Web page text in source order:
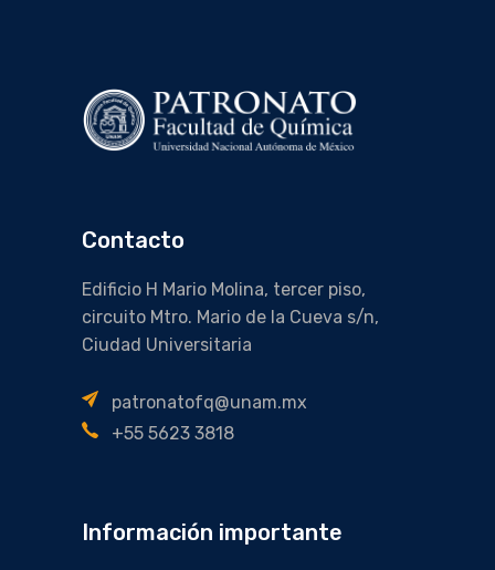
Contacto
Edificio H Mario Molina, tercer piso,
circuito Mtro. Mario de la Cueva s/n,
Ciudad Universitaria
patronatofq@unam.mx
+55 5623 3818
Información importante